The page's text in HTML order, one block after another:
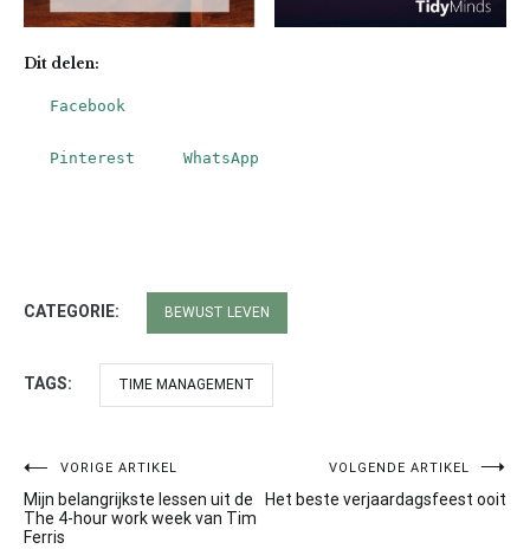
Dit delen:
Facebook
Pinterest WhatsApp
CATEGORIE: BEWUST LEVEN
TAGS: TIME MANAGEMENT
Bericht
navigatie
VORIGE ARTIKEL
Mijn belangrijkste lessen uit de
The 4-hour work week van Tim
Ferris
VOLGENDE ARTIKEL
Het beste verjaardagsfeest ooit